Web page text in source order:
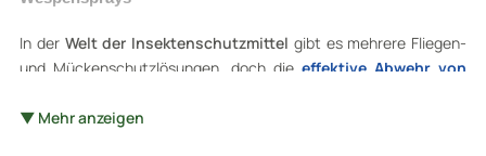
In der Welt der Insektenschutzmittel gibt es mehrere Fliegen-
und Mückenschutzlösungen, doch die effektive Abwehr von
punkten hier als schnell wirksame und leicht anzuwendende
▼ Mehr anzeigen